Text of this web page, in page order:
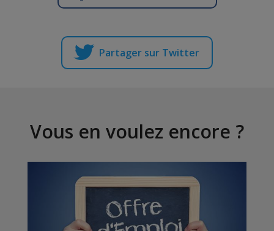
Partager sur Twitter
Vous en voulez encore ?